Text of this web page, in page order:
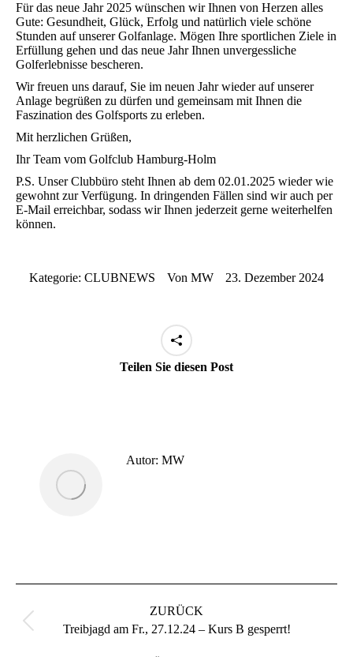
Für das neue Jahr 2025 wünschen wir Ihnen von Herzen alles
Gute: Gesundheit, Glück, Erfolg und natürlich viele schöne
Stunden auf unserer Golfanlage. Mögen Ihre sportlichen Ziele in
Erfüllung gehen und das neue Jahr Ihnen unvergessliche
Golferlebnisse bescheren.
Wir freuen uns darauf, Sie im neuen Jahr wieder auf unserer
Anlage begrüßen zu dürfen und gemeinsam mit Ihnen die
Faszination des Golfsports zu erleben.
Mit herzlichen Grüßen,
Ihr Team vom Golfclub Hamburg-Holm
P.S. Unser Clubbüro steht Ihnen ab dem 02.01.2025 wieder wie
gewohnt zur Verfügung. In dringenden Fällen sind wir auch per
E-Mail erreichbar, sodass wir Ihnen jederzeit gerne weiterhelfen
können.
Kategorie: CLUBNEWS Von MW 23. Dezember 2024
Teilen Sie diesen Post
Autor: MW
ZURÜCK
Vorheriger
Treibjagd am Fr., 27.12.24 – Kurs B gesperrt!